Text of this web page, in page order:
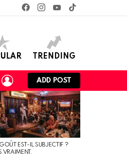
facebookinstagramyoutube
TRENDING
CART LOGIN
ADD POST
EST-IL SUBJECTIF ?
VRAIMENT.